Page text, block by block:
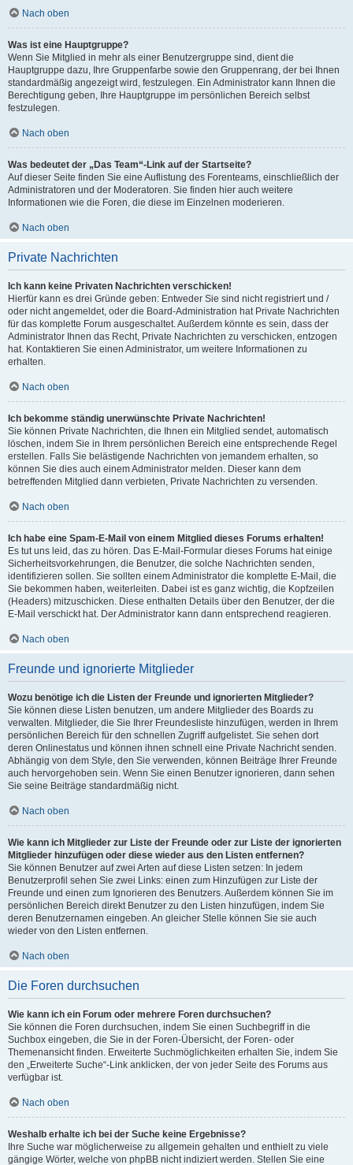
Nach oben
Was ist eine Hauptgruppe?
Wenn Sie Mitglied in mehr als einer Benutzergruppe sind, dient die
Hauptgruppe dazu, Ihre Gruppenfarbe sowie den Gruppenrang, der bei Ihnen
standardmäßig angezeigt wird, festzulegen. Ein Administrator kann Ihnen die
Berechtigung geben, Ihre Hauptgruppe im persönlichen Bereich selbst
festzulegen.
Nach oben
Was bedeutet der „Das Team“-Link auf der Startseite?
Auf dieser Seite finden Sie eine Auflistung des Forenteams, einschließlich der
Administratoren und der Moderatoren. Sie finden hier auch weitere
Informationen wie die Foren, die diese im Einzelnen moderieren.
Nach oben
Private Nachrichten
Ich kann keine Privaten Nachrichten verschicken!
Hierfür kann es drei Gründe geben: Entweder Sie sind nicht registriert und /
oder nicht angemeldet, oder die Board-Administration hat Private Nachrichten
für das komplette Forum ausgeschaltet. Außerdem könnte es sein, dass der
Administrator Ihnen das Recht, Private Nachrichten zu verschicken, entzogen
hat. Kontaktieren Sie einen Administrator, um weitere Informationen zu
erhalten.
Nach oben
Ich bekomme ständig unerwünschte Private Nachrichten!
Sie können Private Nachrichten, die Ihnen ein Mitglied sendet, automatisch
löschen, indem Sie in Ihrem persönlichen Bereich eine entsprechende Regel
erstellen. Falls Sie belästigende Nachrichten von jemandem erhalten, so
können Sie dies auch einem Administrator melden. Dieser kann dem
betreffenden Mitglied dann verbieten, Private Nachrichten zu versenden.
Nach oben
Ich habe eine Spam-E-Mail von einem Mitglied dieses Forums erhalten!
Es tut uns leid, das zu hören. Das E-Mail-Formular dieses Forums hat einige
Sicherheitsvorkehrungen, die Benutzer, die solche Nachrichten senden,
identifizieren sollen. Sie sollten einem Administrator die komplette E-Mail, die
Sie bekommen haben, weiterleiten. Dabei ist es ganz wichtig, die Kopfzeilen
(Headers) mitzuschicken. Diese enthalten Details über den Benutzer, der die
E-Mail verschickt hat. Der Administrator kann dann entsprechend reagieren.
Nach oben
Freunde und ignorierte Mitglieder
Wozu benötige ich die Listen der Freunde und ignorierten Mitglieder?
Sie können diese Listen benutzen, um andere Mitglieder des Boards zu
verwalten. Mitglieder, die Sie Ihrer Freundesliste hinzufügen, werden in Ihrem
persönlichen Bereich für den schnellen Zugriff aufgelistet. Sie sehen dort
deren Onlinestatus und können ihnen schnell eine Private Nachricht senden.
Abhängig von dem Style, den Sie verwenden, können Beiträge Ihrer Freunde
auch hervorgehoben sein. Wenn Sie einen Benutzer ignorieren, dann sehen
Sie seine Beiträge standardmäßig nicht.
Nach oben
Wie kann ich Mitglieder zur Liste der Freunde oder zur Liste der ignorierten
Mitglieder hinzufügen oder diese wieder aus den Listen entfernen?
Sie können Benutzer auf zwei Arten auf diese Listen setzen: In jedem
Benutzerprofil sehen Sie zwei Links: einen zum Hinzufügen zur Liste der
Freunde und einen zum Ignorieren des Benutzers. Außerdem können Sie im
persönlichen Bereich direkt Benutzer zu den Listen hinzufügen, indem Sie
deren Benutzernamen eingeben. An gleicher Stelle können Sie sie auch
wieder von den Listen entfernen.
Nach oben
Die Foren durchsuchen
Wie kann ich ein Forum oder mehrere Foren durchsuchen?
Sie können die Foren durchsuchen, indem Sie einen Suchbegriff in die
Suchbox eingeben, die Sie in der Foren-Übersicht, der Foren- oder
Themenansicht finden. Erweiterte Suchmöglichkeiten erhalten Sie, indem Sie
den „Erweiterte Suche“-Link anklicken, der von jeder Seite des Forums aus
verfügbar ist.
Nach oben
Weshalb erhalte ich bei der Suche keine Ergebnisse?
Ihre Suche war möglicherweise zu allgemein gehalten und enthielt zu viele
gängige Wörter, welche von phpBB nicht indiziert werden. Stellen Sie eine